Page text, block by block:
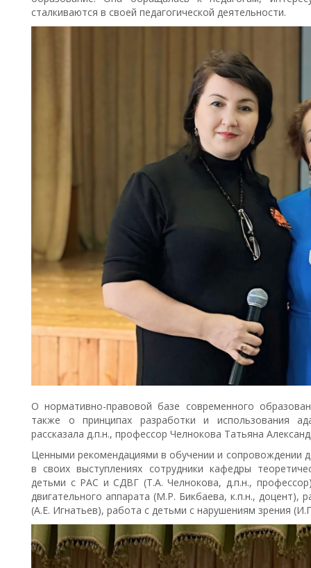
сталкиваются в своей педагогической деятельности.
О нормативно-правовой базе современного
также о принципах разработки и использования
рассказала д.п.н., профессор Челнокова Татьяна
Ценными рекомендациями в обучении и сопровождении
в своих выступлениях сотрудники кафедры
детьми с РАС и СДВГ (Т.А. Челнокова, д.п.н.,
двигательного аппарата (М.Р. Бикбаева, к.п.н., доцент),
(А.Е. Игнатьев), работа с детьми с нарушениям зрения